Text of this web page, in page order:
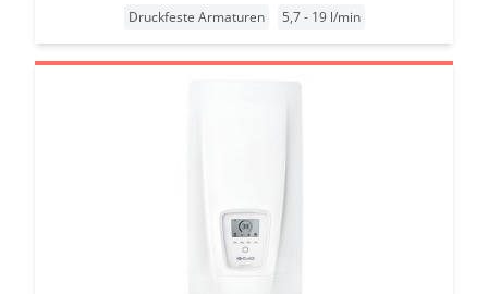
Druckfeste Armaturen
5,7 - 19 l/min